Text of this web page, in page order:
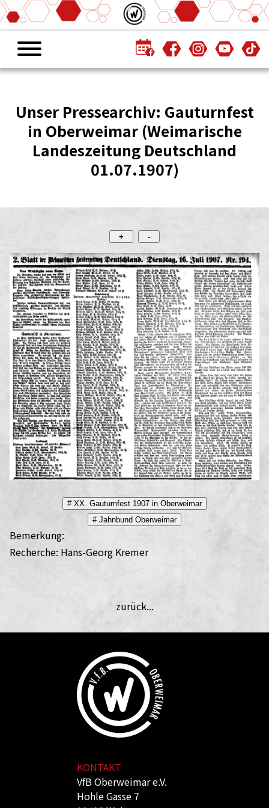
Unser Pressearchiv: Gauturnfest
in Oberweimar (Weimarische
Landeszeitung Deutschland
01.07.1907)
+ -
# XX. Gauturnfest 1907 in Oberweimar
# Jahnbund Oberweimar
Bemerkung:
Recherche: Hans-Georg Kremer
zurück...
KONTAKT
VfB Oberweimar e.V.
Hohle Gasse 7